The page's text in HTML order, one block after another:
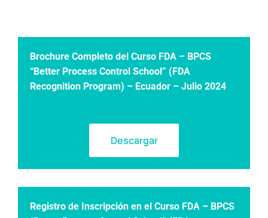
Brochure Completo del Curso FDA – BPCS
“Better Process Control School” (FDA
Recognition Program) – Ecuador – Julio 2024
Descargar
Registro de Inscripción en el Curso FDA – BPCS